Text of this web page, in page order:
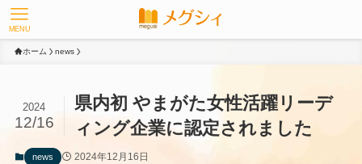
MENU
ホーム news
県内初 やまがた女性活躍リーデ
ィング企業に認定されました
2024
12/16
news 2024年12月16日